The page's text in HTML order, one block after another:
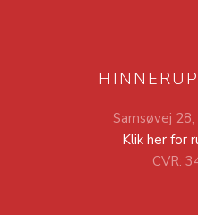
Samsøvej
Klik her for
CVR: